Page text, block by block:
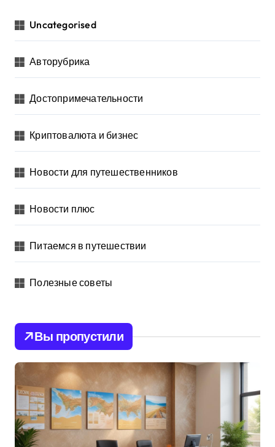
Uncategorised
Авторубрика
Достопримечательности
Криптовалюта и бизнес
Новости для путешественников
Новости плюс
Питаемся в путешествии
Полезные советы
Вы пропустили